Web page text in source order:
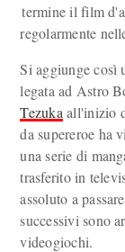
termine il film
regolarmente
Si aggiunge così
legata ad Astro
Tezuka all'inizio
da supereroe ha
una serie di
trasferito in
assoluto a
successivi sono
videogiochi.